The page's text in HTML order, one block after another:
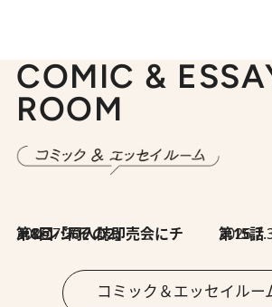
COMIC &
ROOM
2026.7.30
第8回「同人誌即売会にチャレンジ その2」 第15
コミック＆エッセイルー